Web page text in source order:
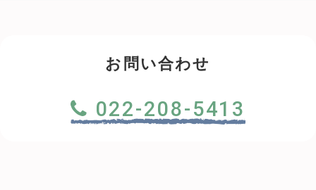
お問い合わせ
022-208-5413